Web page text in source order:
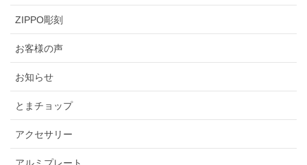
ZIPPO彫刻
お客様の声
お知らせ
とまチョップ
アクセサリー